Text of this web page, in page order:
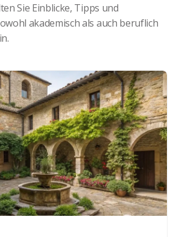
Sie Einblicke, Tipps und
akademisch als auch beruflich